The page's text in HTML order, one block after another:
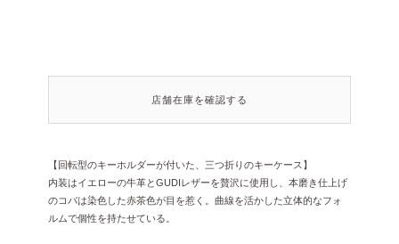
店舗在庫を確認する
【回転型のキーホルダーが付いた、三つ折りのキーケース】
内装はイエローの牛革とGUDIレザーを贅沢に使用し、本磨き仕上げ
のコバは染色した赤茶色が目を惹く。曲線を活かした立体的なフォ
ルムで個性を持たせている。